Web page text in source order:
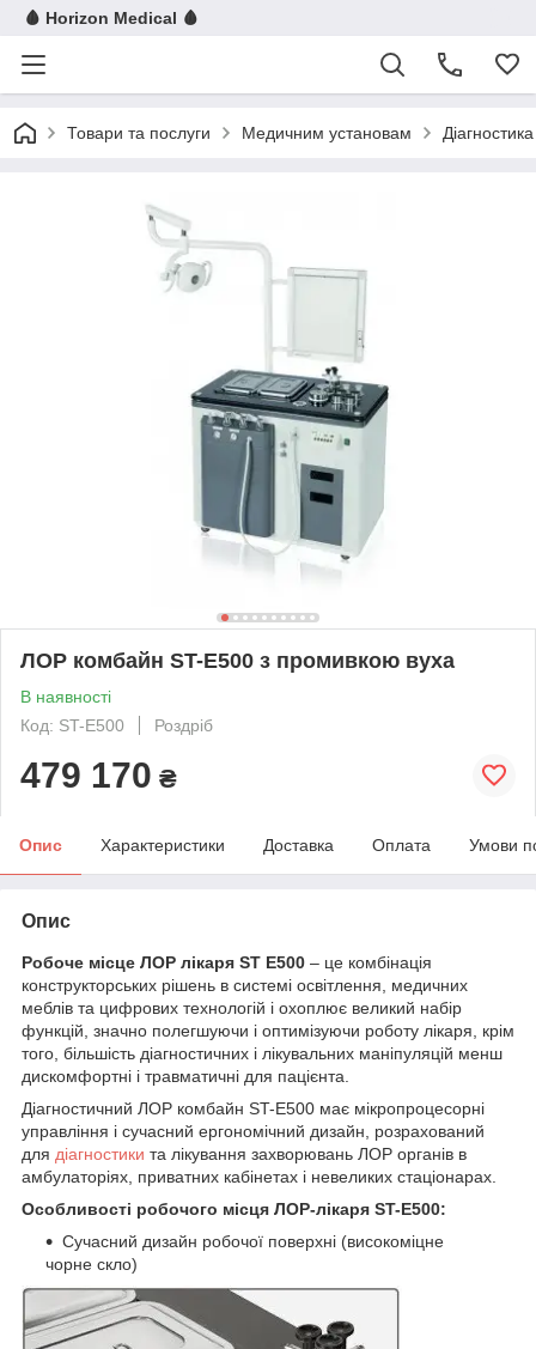
🩸 Horizon Medical 🩸
Товари та послуги Медичним установам Діагностика
ЛОР комбайн ST-E500 з промивкою вуха
В наявності
Код: ST-E500
Роздріб
479 170 ₴
Опис Характеристики Доставка Оплата Умови
Опис
Робоче місце ЛОР лікаря ST E500 – це комбінація
конструкторських рішень в системі освітлення, медичних
меблів та цифрових технологій і охоплює великий набір
функцій, значно полегшуючи і оптимізуючи роботу лікаря, крім
того, більшість діагностичних і лікувальних маніпуляцій менш
дискомфортні і травматичні для пацієнта.
Діагностичний ЛОР комбайн ST-E500 має мікропроцесорні
управління і сучасний ергономічний дизайн, розрахований
для діагностики та лікування захворювань ЛОР органів в
амбулаторіях, приватних кабінетах і невеликих стаціонарах.
Особливості робочого місця ЛОР-лікаря ST-E500:
Сучасний дизайн робочої поверхні (високоміцне
чорне скло)